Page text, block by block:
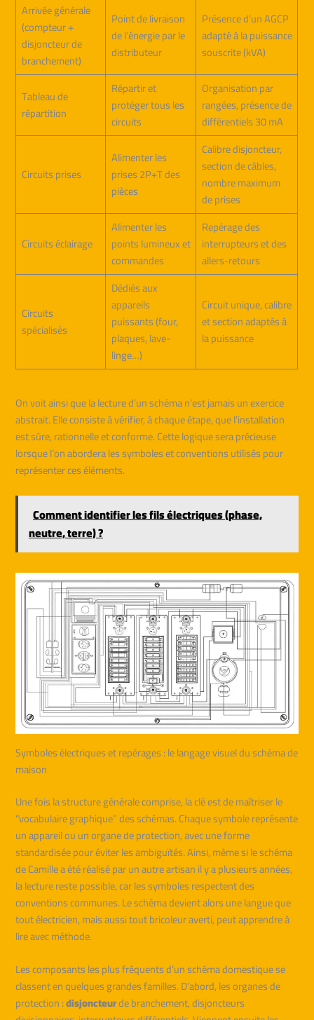
Arrivée générale
(compteur +
disjoncteur de
branchement)
Point de livraison
de l’énergie par le
distributeur
Présence d’un AGCP
adapté à la puissance
souscrite (kVA)
Tableau de
répartition
Répartir et
protéger tous les
circuits
Organisation par
rangées, présence de
différentiels 30 mA
Circuits prises
Alimenter les
prises 2P+T des
pièces
Calibre disjoncteur,
section de câbles,
nombre maximum
de prises
Circuits éclairage
Alimenter les
points lumineux et
commandes
Repérage des
interrupteurs et des
allers-retours
Circuits
spécialisés
Dédiés aux
appareils
puissants (four,
plaques, lave-
linge…)
Circuit unique, calibre
et section adaptés à
la puissance
On voit ainsi que la lecture d’un schéma n’est jamais un exercice
abstrait. Elle consiste à vérifier, à chaque étape, que l’installation
est sûre, rationnelle et conforme. Cette logique sera précieuse
lorsque l’on abordera les symboles et conventions utilisés pour
représenter ces éléments.
Comment identifier les fils électriques (phase,
neutre, terre) ?
Symboles électriques et repérages : le langage visuel du schéma de
maison
Une fois la structure générale comprise, la clé est de maîtriser le
“vocabulaire graphique” des schémas. Chaque symbole représente
un appareil ou un organe de protection, avec une forme
standardisée pour éviter les ambiguïtés. Ainsi, même si le schéma
de Camille a été réalisé par un autre artisan il y a plusieurs années,
la lecture reste possible, car les symboles respectent des
conventions communes. Le schéma devient alors une langue que
tout électricien, mais aussi tout bricoleur averti, peut apprendre à
lire avec méthode.
Les composants les plus fréquents d’un schéma domestique se
classent en quelques grandes familles. D’abord, les organes de
protection :disjoncteurde branchement, disjoncteurs